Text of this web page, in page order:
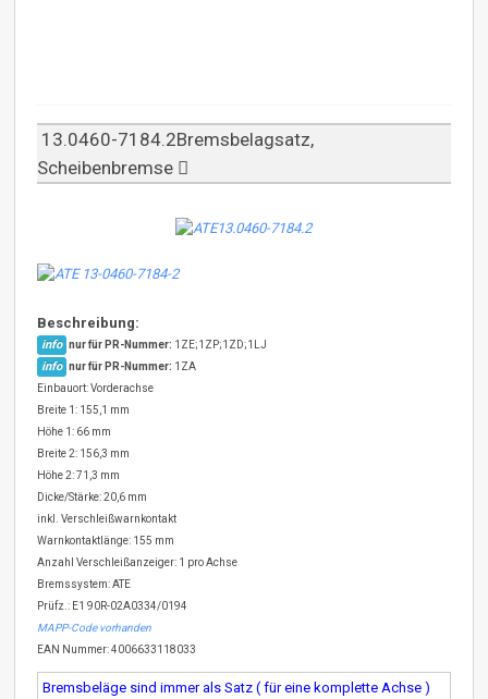
13.0460-7184.2Bremsbelagsatz,
Scheibenbremse
Beschreibung:
info nur für PR-Nummer: 1ZE;1ZP;1ZD;1LJ
info nur für PR-Nummer: 1ZA
Einbauort: Vorderachse
Breite 1: 155,1 mm
Höhe 1: 66 mm
Breite 2: 156,3 mm
Höhe 2: 71,3 mm
Dicke/Stärke: 20,6 mm
inkl. Verschleißwarnkontakt
Warnkontaktlänge: 155 mm
Anzahl Verschleißanzeiger: 1 pro Achse
Bremssystem: ATE
Prüfz.: E1 90R-02A0334/0194
MAPP-Code vorhanden
EAN Nummer: 4006633118033
Bremsbeläge sind immer als Satz ( für eine komplette Achse )